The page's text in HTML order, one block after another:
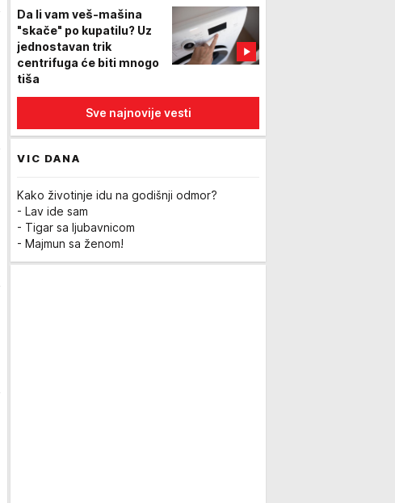
Da li vam veš-mašina
"skače" po kupatilu? Uz
jednostavan trik
centrifuga će biti mnogo
tiša
Sve najnovije vesti
VIC DANA
Kako životinje idu na godišnji odmor?
- Lav ide sam
- Tigar sa ljubavnicom
- Majmun sa ženom!